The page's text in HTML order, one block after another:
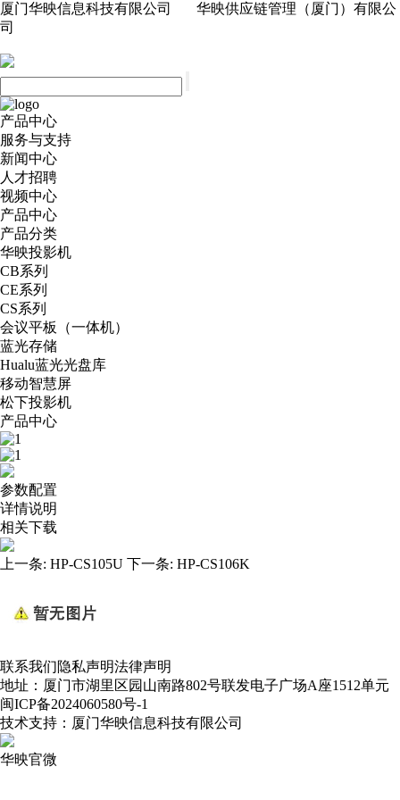
厦门华映信息科技有限公司 华映供应链管理（厦门）有限公
司
产品中心
服务与支持
新闻中心
人才招聘
视频中心
产品中心
产品分类
华映投影机
CB系列
CE系列
CS系列
会议平板（一体机）
蓝光存储
Hualu蓝光光盘库
移动智慧屏
松下投影机
产品中心
参数配置
详情说明
相关下载
上一条: HP-CS105U 下一条: HP-CS106K
联系我们隐私声明法律声明
地址：厦门市湖里区园山南路802号联发电子广场A座1512单元
闽ICP备2024060580号-1
技术支持：厦门华映信息科技有限公司
华映官微